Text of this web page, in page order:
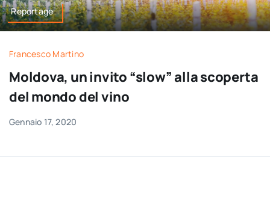
Reportage
Francesco Martino
Moldova, un invito “slow” alla scoperta
del mondo del vino
Gennaio 17, 2020